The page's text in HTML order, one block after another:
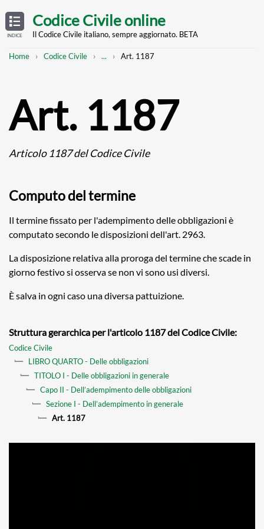
TABLE
OF
CONTENTS
INDICE
main
Codice Civile online
Il Codice Civile italiano, sempre aggiornato. BETA
Breadcrumb
Home Codice Civile
Mostra
... Art. 1187
Art. 1187
Articolo 1187 del Codice Civile
Computo del termine
Il termine fissato per l'adempimento delle obbligazioni è
computato secondo le disposizioni dell'art. 2963.
La disposizione relativa alla proroga del termine che scade in
giorno festivo si osserva se non vi sono usi diversi.
È salva in ogni caso una diversa pattuizione.
Struttura gerarchica per l'articolo 1187 del Codice Civile:
Codice Civile
LIBRO QUARTO - Delle obbligazioni
TITOLO I - Delle obbligazioni in generale
Capo II - Dell’adempimento delle obbligazioni
Sezione I - Dell’adempimento in generale
Art. 1187